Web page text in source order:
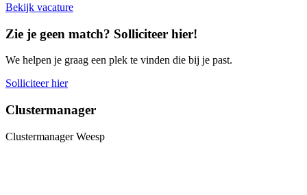
Bekijk vacature
Zie je geen match? Solliciteer hier!
We helpen je graag een plek te vinden die bij je past.
Solliciteer hier
Clustermanager
Clustermanager Weesp